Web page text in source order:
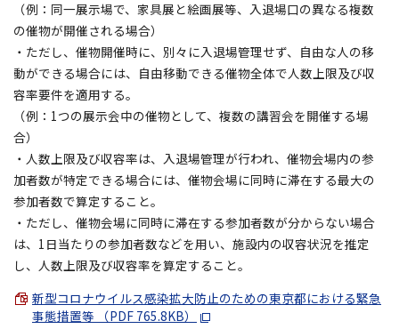
（例：同一展示場で、家具展と絵画展等、入退場口の異なる複数
の催物が開催される場合）
・ただし、催物開催時に、別々に入退場管理せず、自由な人の移
動ができる場合には、自由移動できる催物全体で人数上限及び収
容率要件を適用する。
（例：1つの展示会中の催物として、複数の講習会を開催する場
合）
・人数上限及び収容率は、入退場管理が行われ、催物会場内の参
加者数が特定できる場合には、催物会場に同時に滞在する最大の
参加者数で算定すること。
・ただし、催物会場に同時に滞在する参加者数が分からない場合
は、1日当たりの参加者数などを用い、施設内の収容状況を推定
し、人数上限及び収容率を算定すること。
新型コロナウイルス感染拡大防止のための東京都における緊急
事態措置等 （PDF 765.8KB）